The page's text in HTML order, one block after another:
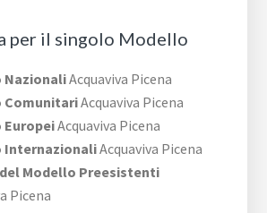
per il singolo Modello
NazionaliAcquaviva Picena
ComunitariAcquaviva Picena
EuropeiAcquaviva Picena
InternazionaliAcquaviva Picena
Modello Preesistenti
Picena